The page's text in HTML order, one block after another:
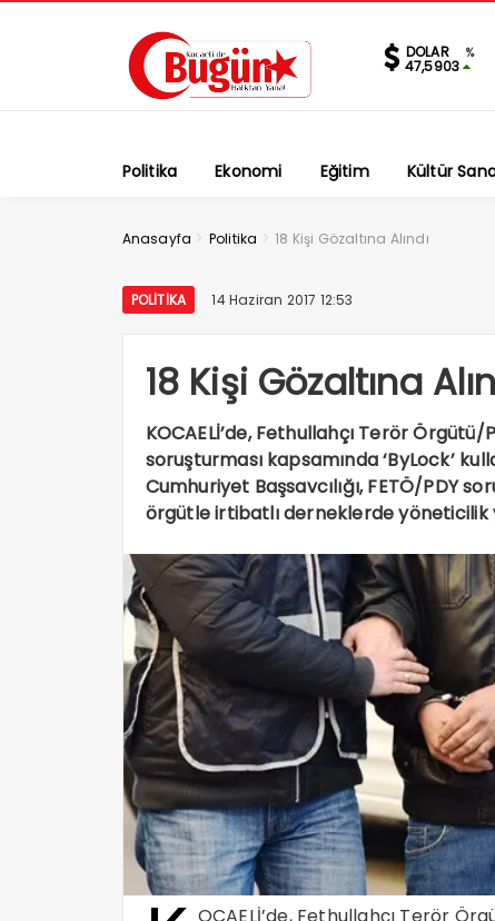
DOLAR %
47,5903
Politika Ekonomi Eğitim Kültür
Anasayfa > Politika > 18 Kişi Gözaltına Alındı
POLITIKA 14 Haziran 2017 12:53
18 Kişi Gözaltına
KOCAELİ’de, Fethullahçı Terör
soruşturması kapsamında ‘ByLock’
Cumhuriyet Başsavcılığı, FETÖ/PDY
örgütle irtibatlı derneklerde yöneticilik
OCAELİ’de, Fethullahçı Terör